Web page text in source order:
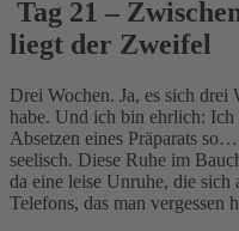
Tag 21 –
liegt der Zweifel
Drei Wochen. Ja, es sich
habe. Und ich bin ehrlich: Ich
Absetzen eines Präparats
seelisch. Diese Ruhe im
da eine leise Unruhe, die
Telefons, das man vergessen